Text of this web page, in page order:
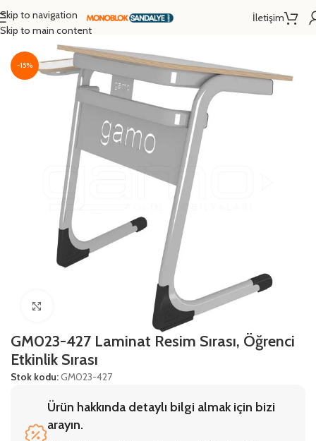
Skip to navigation
Skip to main content
İletişim
Ana Sayfa /Okul Sırası
-15%
GM023-427 Laminat Resim Sırası, Öğrenci
Etkinlik Sırası
Stok kodu:GM023-427
Ürün hakkında detaylı bilgi almak için bizi
arayın.